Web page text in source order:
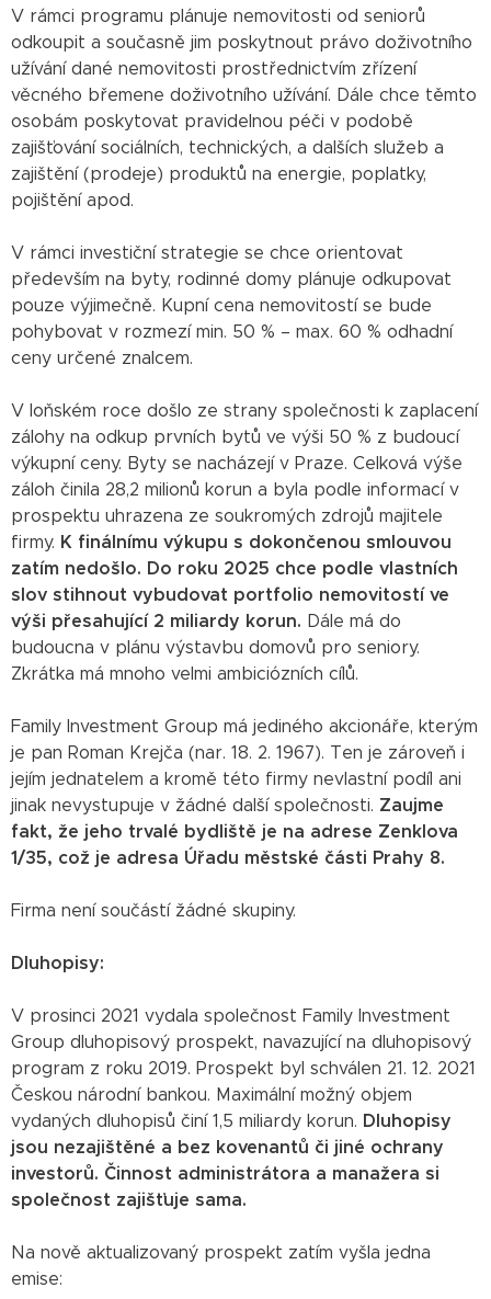
V rámci programu plánuje nemovitosti od seniorů
odkoupit a současně jim poskytnout právo doživotního
užívání dané nemovitosti prostřednictvím zřízení
věcného břemene doživotního užívání. Dále chce těmto
osobám poskytovat pravidelnou péči v podobě
zajišťování sociálních, technických, a dalších služeb a
zajištění (prodeje) produktů na energie, poplatky,
pojištění apod.
V rámci investiční strategie se chce orientovat
především na byty, rodinné domy plánuje odkupovat
pouze výjimečně. Kupní cena nemovitostí se bude
pohybovat v rozmezí min. 50 % – max. 60 % odhadní
ceny určené znalcem.
V loňském roce došlo ze strany společnosti k zaplacení
zálohy na odkup prvních bytů ve výši 50 % z budoucí
výkupní ceny. Byty se nacházejí v Praze. Celková výše
záloh činila 28,2 milionů korun a byla podle informací v
prospektu uhrazena ze soukromých zdrojů majitele
firmy. K finálnímu výkupu s dokončenou smlouvou
zatím nedošlo. Do roku 2025 chce podle vlastních
slov stihnout vybudovat portfolio nemovitostí ve
výši přesahující 2 miliardy korun. Dále má do
budoucna v plánu výstavbu domovů pro seniory.
Zkrátka má mnoho velmi ambiciózních cílů.
Family Investment Group má jediného akcionáře, kterým
je pan Roman Krejča (nar. 18. 2. 1967). Ten je zároveň i
jejím jednatelem a kromě této firmy nevlastní podíl ani
jinak nevystupuje v žádné další společnosti. Zaujme
fakt, že jeho trvalé bydliště je na adrese Zenklova
1/35, což je adresa Úřadu městské části Prahy 8.
Firma není součástí žádné skupiny.
Dluhopisy:
V prosinci 2021 vydala společnost Family Investment
Group dluhopisový prospekt, navazující na dluhopisový
program z roku 2019. Prospekt byl schválen 21. 12. 2021
Českou národní bankou. Maximální možný objem
vydaných dluhopisů činí 1,5 miliardy korun. Dluhopisy
jsou nezajištěné a bez kovenantů či jiné ochrany
investorů. Činnost administrátora a manažera si
společnost zajišťuje sama.
Na nově aktualizovaný prospekt zatím vyšla jedna
emise: